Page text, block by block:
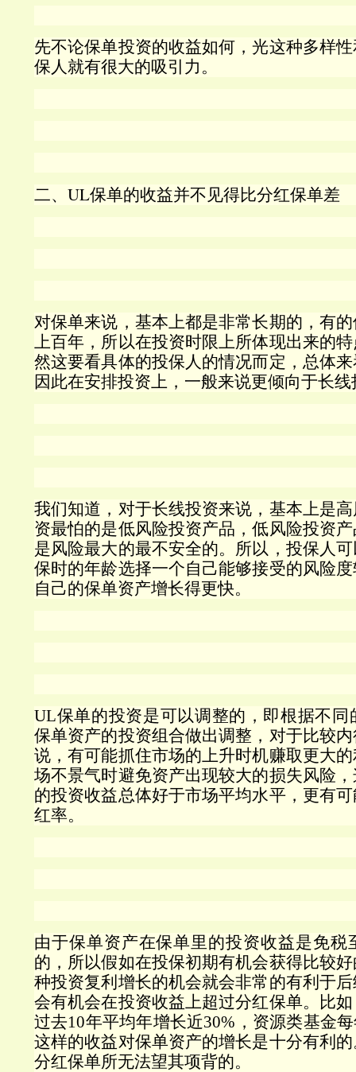
先不论保单投资的收益如何，光这种多样
保人就有很大的吸引力。
二、UL保单的收益并不见得比分红保单差
对保单来说，基本上都是非常长期的，有
上百年，所以在投资时限上所体现出来的
然这要看具体的投保人的情况而定，总体
因此在安排投资上，一般来说更倾向于长线
我们知道，对于长线投资来说，基本上是
资最怕的是低风险投资产品，低风险投资
是风险最大的最不安全的。所以，投保人
保时的年龄选择一个自己能够接受的风险
自己的保单资产增长得更快。
UL保单的投资是可以调整的，即根据不
保单资产的投资组合做出调整，对于比较
说，有可能抓住市场的上升时机赚取更大
场不景气时避免资产出现较大的损失风险
的投资收益总体好于市场平均水平，更有
红率。
由于保单资产在保单里的投资收益是免税
的，所以假如在投保初期有机会获得比较
种投资复利增长的机会就会非常的有利于
会有机会在投资收益上超过分红保单。比
过去10年平均年增长近30% ，资源类基金
这样的收益对保单资产的增长是十分有利
分红保单所无法望其项背的。